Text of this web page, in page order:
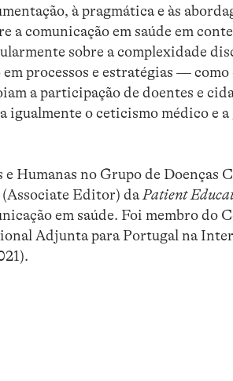
à pragmática e às
a comunicação em saúde em
sobre a complexidade
processos e estratégias — como
a participação de doentes e
igualmente o ceticismo médico e a
Humanas no Grupo de Doenças
(Associate Editor) daPatient
em saúde. Foi membro do
Adjunta para Portugal na